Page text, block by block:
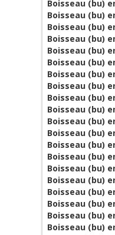
Boisseau (bu)
Boisseau (bu)
Boisseau (bu)
Boisseau (bu)
Boisseau (bu)
Boisseau (bu)
Boisseau (bu)
Boisseau (bu)
Boisseau (bu)
Boisseau (bu)
Boisseau (bu)
Boisseau (bu)
Boisseau (bu)
Boisseau (bu)
Boisseau (bu)
Boisseau (bu)
Boisseau (bu)
Boisseau (bu)
Boisseau (bu)
Boisseau (bu)